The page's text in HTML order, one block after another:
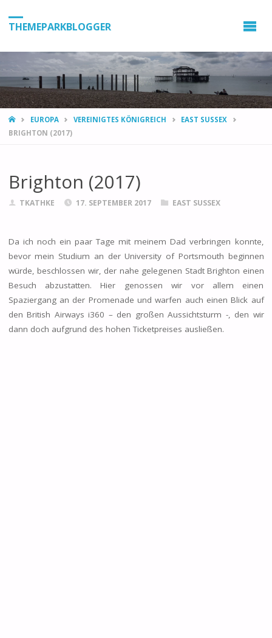
THEMEPARKBLOGGER
HOMEEUROPA VEREINIGTES KÖNIGREICH
EAST SUSSEX
BRIGHTON (2017)
Brighton (2017)
TKATHKE 17. SEPTEMBER 2017 EAST SUSSEX
Da ich noch ein paar Tage mit meinem Dad verbringen konnte,
bevor mein Studium an der University of Portsmouth beginnen
würde, beschlossen wir, der nahe gelegenen Stadt Brighton einen
Besuch abzustatten. Hier genossen wir vor allem einen
Spaziergang an der Promenade und warfen auch einen Blick auf
den British Airways i360 – den großen Aussichtsturm -, den wir
dann doch aufgrund des hohen Ticketpreises ausließen.